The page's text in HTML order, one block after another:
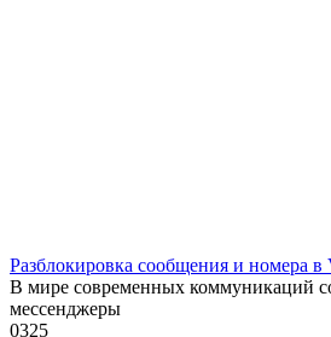
Разблокировка сообщения и номера
В мире современных коммуникаций
мессенджеры
0325